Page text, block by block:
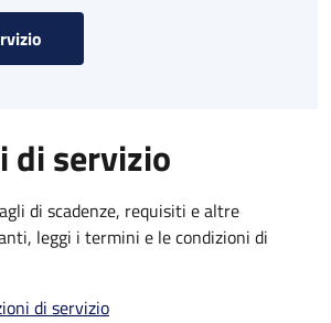
di servizio
di scadenze, requisiti e altre
leggi i termini e le condizioni di
di servizio